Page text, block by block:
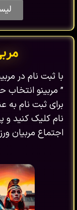
با ثبت نام در
” مربینو انتخاب
برای ثبت نام به
نام کلیک کنید و
اجتماع مربیان